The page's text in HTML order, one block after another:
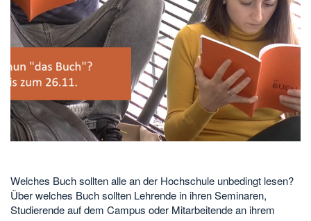
Welches Buch sollten alle an der Hochschule unbedingt lesen?
Über welches Buch sollten Lehrende in ihren Seminaren,
Studierende auf dem Campus oder Mitarbeitende an ihrem